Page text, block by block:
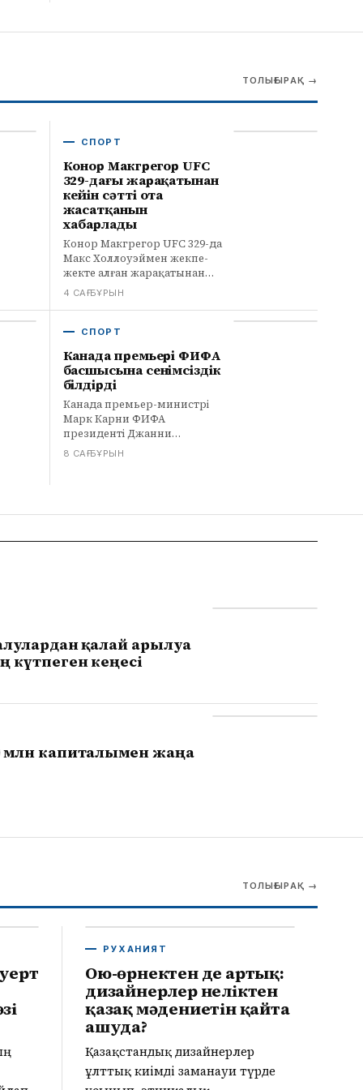
Трамп Канаданы «ашулы» деп
ТОЛЫҒЫРАҚ →
СПОРТ
Конор Макгрегор UFC
329-дағы жарақатынан
кейін сәтті ота
жасатқанын
хабарлады
Конор Макгрегор UFC 329-да
Макс Холлоуэймен жекпе-
жекте алған жарақатынан
кейін аяғына сәтті ота
қажет екенін айтты.
4 САҒ БҰРЫН
СПОРТ
Канада премьері ФИФА
басшысына сенімсіздік
білдірді
Канада премьер-министрі
Марк Карни ФИФА
президенті Джанни
Инфантиноға сенімсіздік
8 САҒ БҰРЫН
қалай арылуға
күтпеген кеңесі
млн капиталымен жаңа
ТОЛЫҒЫРАҚ →
РУХАНИЯТ
Ою-өрнектен де артық:
дизайнерлер неліктен
қазақ мәдениетін қайта
ашуда?
Қазақстандық дизайнерлер
ұлттық киімді заманауи түрде